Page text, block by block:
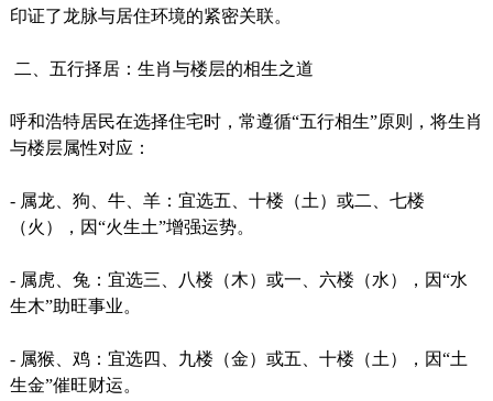
印证了龙脉与居住环境的紧密关联。
二、五行择居：生肖与楼层的相生之道
呼和浩特居民在选择住宅时，常遵循“五行相生”原则，将生肖
与楼层属性对应：
- 属龙、狗、牛、羊：宜选五、十楼（土）或二、七楼
（火），因“火生土”增强运势。
- 属虎、兔：宜选三、八楼（木）或一、六楼（水），因“水
生木”助旺事业。
- 属猴、鸡：宜选四、九楼（金）或五、十楼（土），因“土
生金”催旺财运。